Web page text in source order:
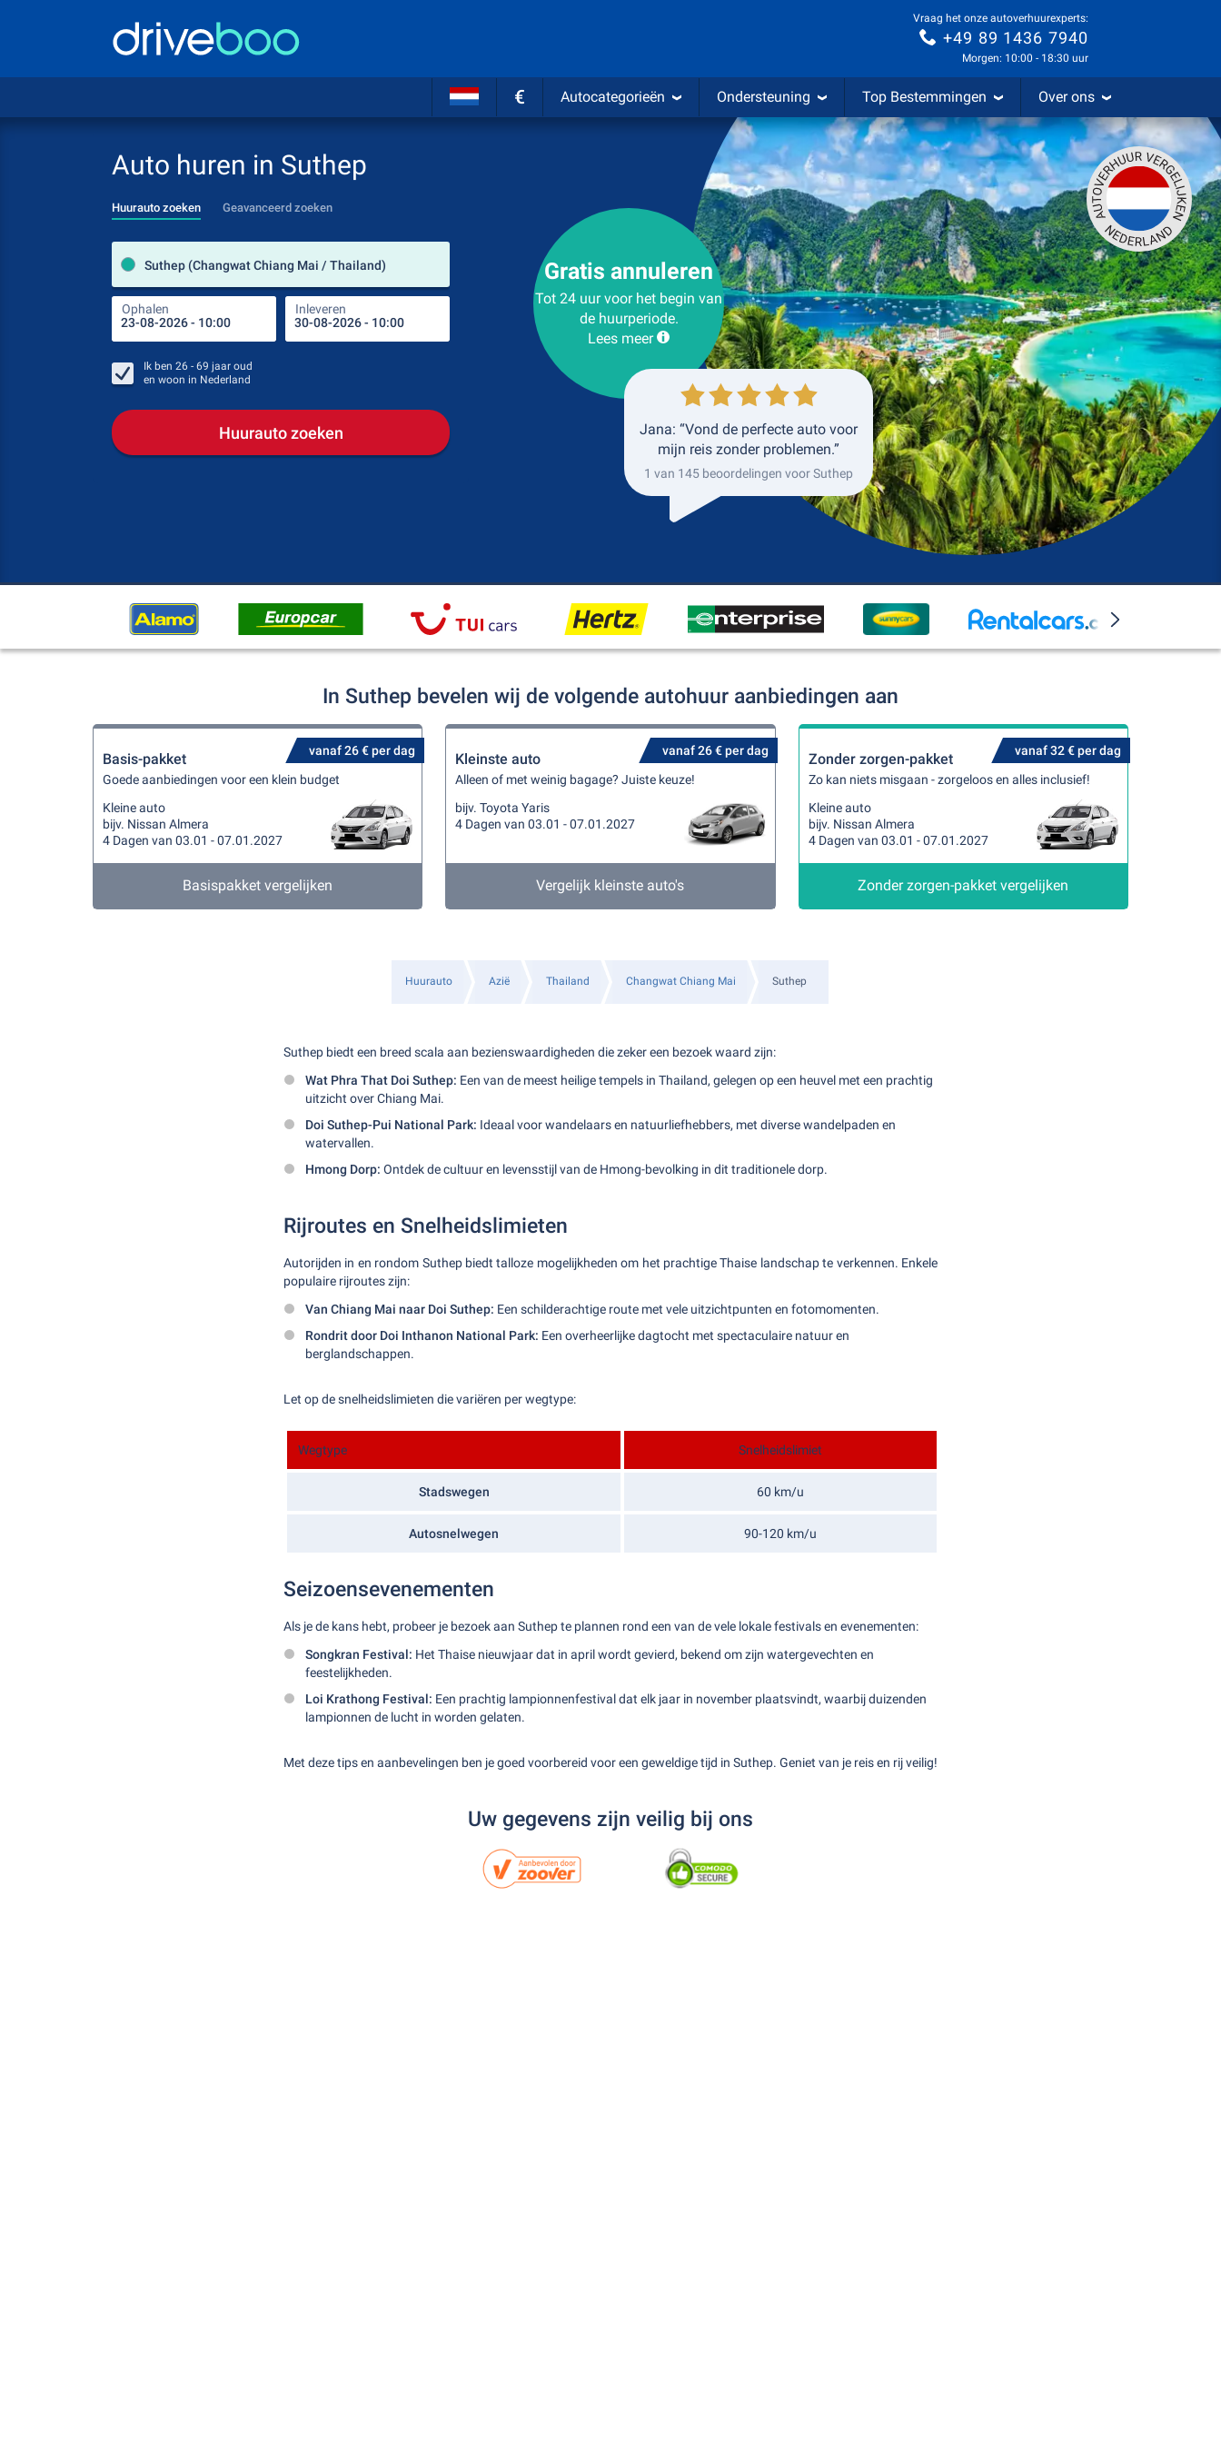
Vraag het onze autoverhuurexperts:
+49 89 1436 7940
Morgen: 10:00 - 18:30 uur
€ Autocategorieën Ondersteuning Top Bestemmingen Over ons
Auto huren in Suthep
Huurauto zoeken Geavanceerd zoeken
Suthep (Changwat Chiang Mai / Thailand)
Ophalen Inleveren Plaats voor teruggave
Ik ben 26 - 69 jaar oud
en woon in Nederland
Huurauto zoeken
Gratis annuleren
Tot 24 uur voor het begin van
de huurperiode.
Lees meer
Jana: “Vond de perfecte auto voor
mijn reis zonder problemen.”
1 van 145 beoordelingen voor Suthep
In Suthep bevelen wij de volgende autohuur aanbiedingen aan
vanaf 26 € per dag
Basis-pakket
Goede aanbiedingen voor een klein budget
Kleine auto
bijv. Nissan Almera
4 Dagen van 03.01 - 07.01.2027
Basispakket vergelijken
vanaf 26 € per dag
Kleinste auto
Alleen of met weinig bagage? Juiste keuze!
bijv. Toyota Yaris
4 Dagen van 03.01 - 07.01.2027
Vergelijk kleinste auto's
vanaf 32 € per dag
Zonder zorgen-pakket
Zo kan niets misgaan - zorgeloos en alles inclusief!
Kleine auto
bijv. Nissan Almera
4 Dagen van 03.01 - 07.01.2027
Zonder zorgen-pakket vergelijken
Huurauto Azië Thailand Changwat Chiang Mai Suthep
Suthep biedt een breed scala aan bezienswaardigheden die zeker een bezoek waard zijn:
Wat Phra That Doi Suthep: Een van de meest heilige tempels in Thailand, gelegen op een heuvel met een prachtig
uitzicht over Chiang Mai.
Doi Suthep-Pui National Park: Ideaal voor wandelaars en natuurliefhebbers, met diverse wandelpaden en
watervallen.
Hmong Dorp: Ontdek de cultuur en levensstijl van de Hmong-bevolking in dit traditionele dorp.
Rijroutes en Snelheidslimieten
Autorijden in en rondom Suthep biedt talloze mogelijkheden om het prachtige Thaise landschap te verkennen. Enkele
populaire rijroutes zijn:
Van Chiang Mai naar Doi Suthep: Een schilderachtige route met vele uitzichtpunten en fotomomenten.
Rondrit door Doi Inthanon National Park: Een overheerlijke dagtocht met spectaculaire natuur en
berglandschappen.
Let op de snelheidslimieten die variëren per wegtype:
Wegtype Snelheidslimiet
Stadswegen 60 km/u
Autosnelwegen 90-120 km/u
Seizoensevenementen
Als je de kans hebt, probeer je bezoek aan Suthep te plannen rond een van de vele lokale festivals en evenementen:
Songkran Festival: Het Thaise nieuwjaar dat in april wordt gevierd, bekend om zijn watergevechten en
feestelijkheden.
Loi Krathong Festival: Een prachtig lampionnenfestival dat elk jaar in november plaatsvindt, waarbij duizenden
lampionnen de lucht in worden gelaten.
Met deze tips en aanbevelingen ben je goed voorbereid voor een geweldige tijd in Suthep. Geniet van je reis en rij veilig!
Uw gegevens zijn veilig bij ons